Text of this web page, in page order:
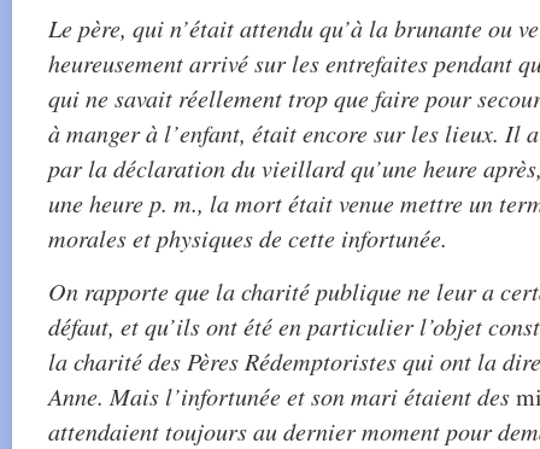
Le père, qui n’était attendu qu’à la brunante ou
heureusement arrivé sur les entrefaites pendant
qui ne savait réellement trop que faire pour
à manger à l’enfant, était encore sur les lieux. Il
par la déclaration du vieillard qu’une heure
une heure p. m., la mort était venue mettre un
morales et physiques de cette infortunée.
On rapporte que la charité publique ne leur a
défaut, et qu’ils ont été en particulier l’objet
la charité des Pères Rédemptoristes qui ont la
Anne. Mais l’infortunée et son mari étaient des
attendaient toujours au dernier moment pour